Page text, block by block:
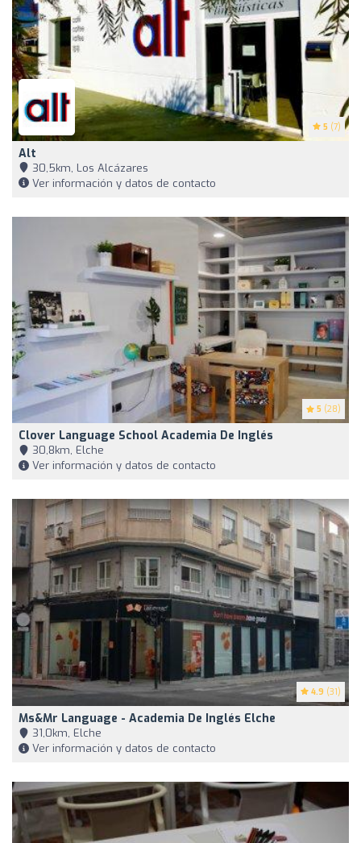
5 (7)
Alt
30,5km, Los Alcázares
Ver información y datos de contacto
5 (28)
Clover Language School Academia De Inglés
30,8km, Elche
Ver información y datos de contacto
4.9 (31)
Ms&Mr Language - Academia De Inglés Elche
31,0km, Elche
Ver información y datos de contacto